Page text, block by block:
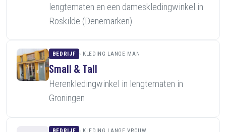
lengtematen en een dameskledingwinkel in
Roskilde (Denemarken)
BEDRIJF KLEDING LANGE MAN
Small & Tall
Herenkledingwinkel in lengtematen in
Groningen